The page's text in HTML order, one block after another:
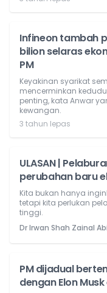
Infineon tambah
bilion selaras
PM
Keyakinan syarikat
mencerminkan
penting, kata Anwar
kewangan.
3 tahun lepas
ULASAN |
perubahan baru
Kita bukan hanya
tetapi kita perlukan
tinggi.
Dr Irwan Shah Zainal
PM dijadual
dengan Elon